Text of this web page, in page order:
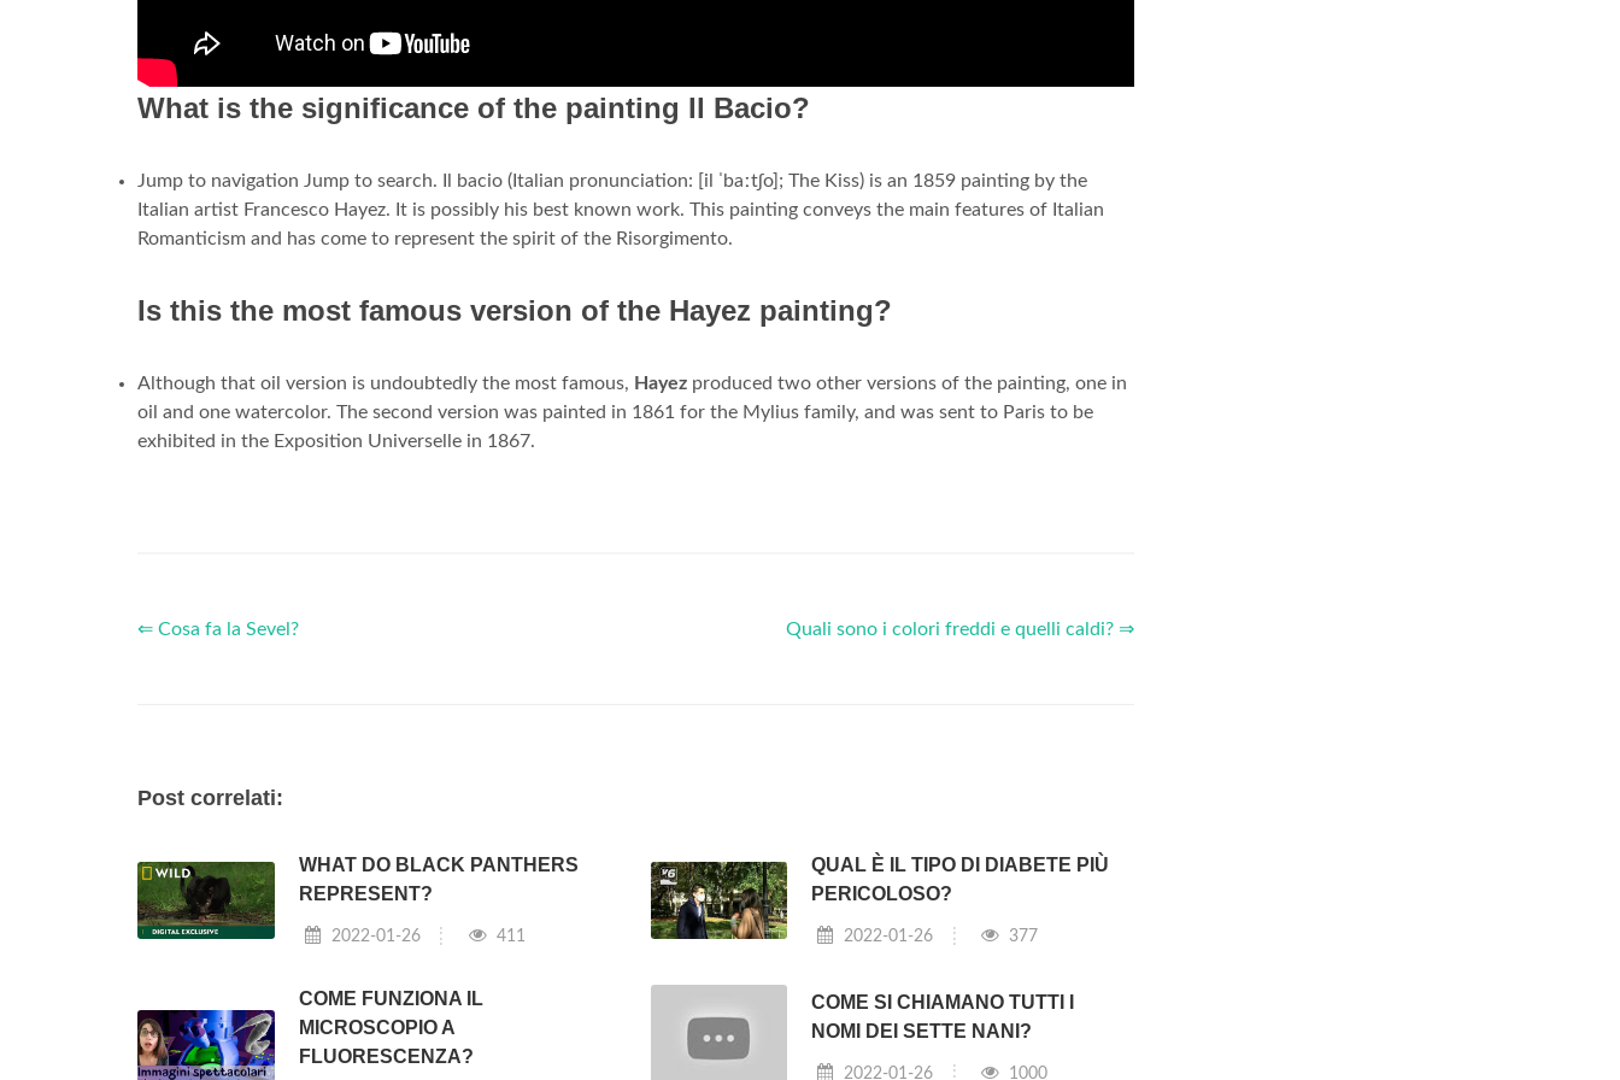
What is the significance of the painting Il Bacio?
Jump to navigation Jump to search. Il bacio (Italian pronunciation: [il ˈbaːtʃo]; The Kiss) is an 1859 painting by the
Italian artist Francesco Hayez. It is possibly his best known work. This painting conveys the main features of Italian
Romanticism and has come to represent the spirit of the Risorgimento.
Is this the most famous version of the Hayez painting?
Although that oil version is undoubtedly the most famous, Hayez produced two other versions of the painting, one in
oil and one watercolor. The second version was painted in 1861 for the Mylius family, and was sent to Paris to be
exhibited in the Exposition Universelle in 1867.
⇐ Cosa fa la Sevel? Quali sono i colori freddi e quelli caldi? ⇒
Post correlati:
WHAT DO BLACK PANTHERS
REPRESENT?
2022-01-26 411
QUAL È IL TIPO DI DIABETE PIÙ
PERICOLOSO?
2022-01-26 377
COME FUNZIONA IL
MICROSCOPIO A
FLUORESCENZA?
COME SI CHIAMANO TUTTI I
NOMI DEI SETTE NANI?
2022-01-26 1000